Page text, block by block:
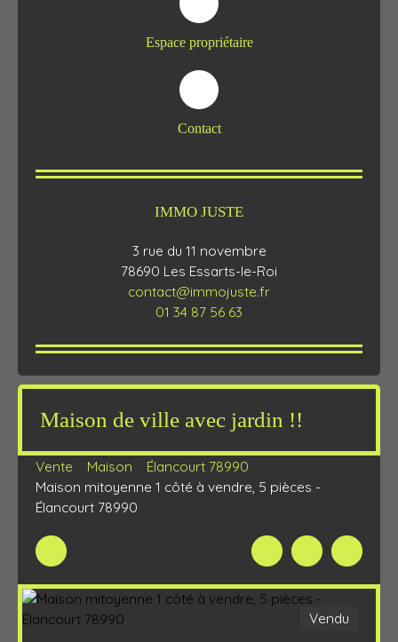
Espace propriétaire
Contact
IMMO JUSTE
3 rue du 11 novembre
78690 Les Essarts-le-Roi
contact@immojuste.fr
01 34 87 56 63
Maison de ville avec jardin !!
Vente Maison
Élancourt 78990
Maison mitoyenne 1 côté à vendre, 5 pièces -
Élancourt 78990
Vendu